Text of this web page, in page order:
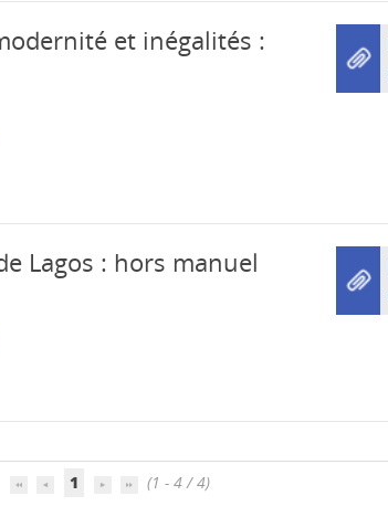
et inégalités :
Lagos : hors manuel
1 (1 - 4 / 4)